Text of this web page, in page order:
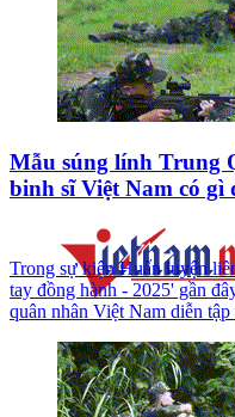
Mẫu súng lính Trung
binh sĩ Việt Nam có gì
Trong sự kiện Huấn luyện
tay đồng hành - 2025' gần
quân nhân Việt Nam diễn